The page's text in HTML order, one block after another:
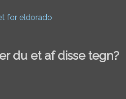
for eldorado
du et af disse tegn?